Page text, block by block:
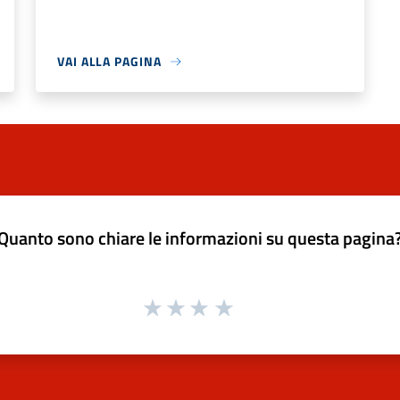
VAI ALLA PAGINA
sono chiare le informazioni su questa